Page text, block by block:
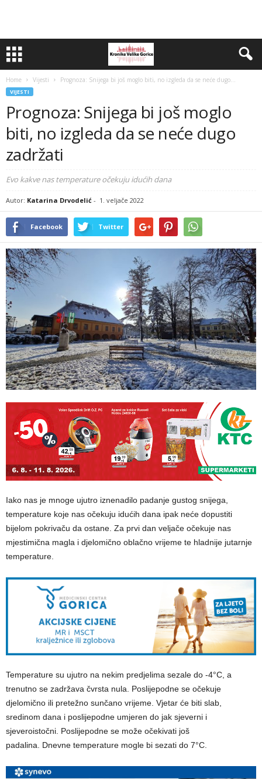
Home Vijesti Prognoza: Snijega bi još moglo biti, no izgleda da se neće dugo...
VIJESTI
Prognoza: Snijega bi još moglo
biti, no izgleda da se neće dugo
zadržati
Evo kakve nas temperature očekuju idućih dana
Autor: Katarina Drvodelić - 1. veljače 2022
Facebook Twitter
Iako nas je mnoge ujutro iznenadilo padanje gustog snijega,
temperature koje nas očekuju idućih dana ipak neće dopustiti
bijelom pokrivaču da ostane. Za prvi dan veljače očekuje nas
mjestimična magla i djelomično oblačno vrijeme te hladnije jutarnje
temperature.
Temperature su ujutro na nekim predjelima sezale do -4°C, a
trenutno se zadržava čvrsta nula. Poslijepodne se očekuje
djelomično ili pretežno sunčano vrijeme. Vjetar će biti slab,
sredinom dana i poslijepodne umjeren do jak sjeverni i
sjeveroistočni. Poslijepodne se može očekivati još
padalina. Dnevne temperature mogle bi sezati do 7°C.